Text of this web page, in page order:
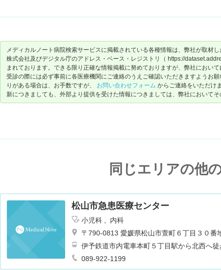
メディカルノート病院検索サービスに掲載されている各種情報は、弊社が取材
株式会社及びデジタル庁のアドレス・ベース・レジストリ（ https://
まれております。できる限り正確な情報掲載に努めておりますが、弊社におい
受診の際には必ず事前に各医療機関にご連絡のうえご確認いただきますようお
りがある場合は、お手数ですが、 お問い合わせフォーム からご連絡をいただけ
新につきましても、外部より提供を受けた情報につきましては、弊社において
同じエリアの他
松山市急患医療センター
小児科
内科
〒790-0813 愛媛県松山市萱町６丁目３０番
伊予鉄道市内電車本町５丁目駅から北西へ
089-922-1199